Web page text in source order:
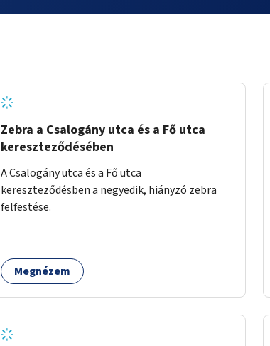
Zebra a Csalogány utca és a Fő utca
kereszteződésében
A Csalogány utca és a Fő utca
kereszteződésben a negyedik, hiányzó zebra
felfestése.
Megnézem